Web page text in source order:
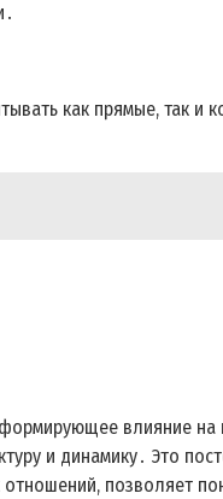
как прямые, так и
влияние
и динамику․ Это
позволяет